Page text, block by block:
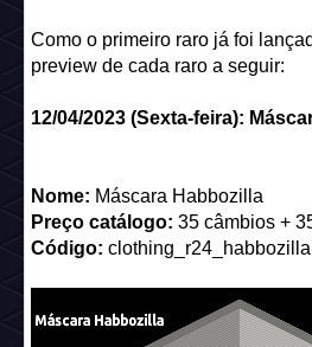
Como o primeiro raro já foi
preview de cada raro a seguir:
12/04/2023 (Sexta-feira):
Nome: Máscara Habbozilla
Preço catálogo: 35 câmbios +
Código: